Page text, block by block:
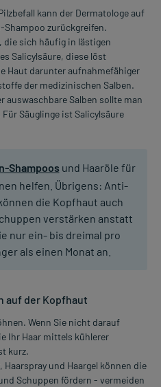
kann der Dermatologe auf
Shampoo zurückgreifen.
die sich häufig in lästigen
Salicylsäure, diese löst
Haut darunter aufnahmefähiger
der medizinischen Salben.
auswaschbare Salben sollte man
Säuglinge ist Salicylsäure
Shampoosund Haaröle für
helfen. Übrigens: Anti-
die Kopfhaut auch
verstärken anstatt
nur ein- bis dreimal pro
als einen Monat an.
auf der Kopfhaut
Wenn Sie nicht darauf
Ihr Haar mittels kühlerer
kurz.
und Haargel können die
Schuppen fördern - vermeiden